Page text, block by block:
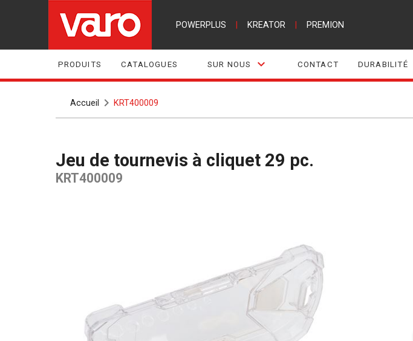
POWERPLUS KREATOR PREMION
PRODUITS CATALOGUES SUR NOUS CONTACT DURABILITÉ
Accueil KRT400009
Jeu de tournevis à cliquet 29 pc.
KRT400009